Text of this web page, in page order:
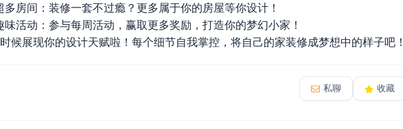
多房间：装修一套不过瘾？更多属于你的房屋等你设计！
味活动：参与每周活动，赢取更多奖励，打造你的梦幻小家！
候展现你的设计天赋啦！每个细节自我掌控，将自己的家装修成梦想中的样子吧！
私聊 收藏